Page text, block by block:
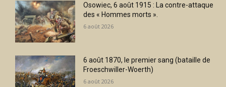
Osowiec, 6 août 1915 : La contre-attaque
des « Hommes morts ».
6 août 2026
6 août 1870, le premier sang (bataille de
Froeschwiller-Woerth)
6 août 2026